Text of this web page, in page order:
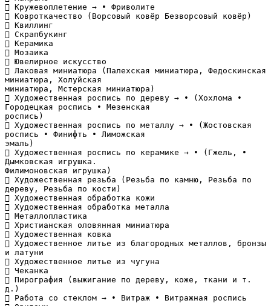
 Кружевоплетение → • Фриволите
 Ковроткачество (Ворсовый ковёр Безворсовый ковёр)
 Квиллинг
 Скрапбукинг
 Керамика
 Мозаика
 Ювелирное искусство
 Лаковая миниатюра (Палехская миниатюра, Федоскинская
миниатюра, Холуйская
миниатюра, Мстерская миниатюра)
 Художественная роспись по дереву → • (Хохлома •
Городецкая роспись • Мезенская
роспись)
 Художественная роспись по металлу → • (Жостовская
роспись • Финифть • Лиможская
эмаль)
 Художественная роспись по керамике → • (Гжель, •
Дымковская игрушка.
Филимоновская игрушка)
 Художественная резьба (Резьба по камню, Резьба по
дереву, Резьба по кости)
 Художественная обработка кожи
 Художественная обработка металла
 Металлопластика
 Христианская оловянная миниатюра
 Художественная ковка
 Художественное литье из благородных металлов, бронзы
и латуни
 Художественное литье из чугуна
 Чеканка
 Пирография (выжигание по дереву, коже, ткани и т.
д.)
 Работа со стеклом → • Витраж • Витражная роспись